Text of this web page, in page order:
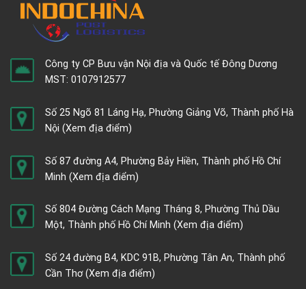
Công ty CP Bưu vận Nội địa và Quốc tế Đông Dương
MST: 0107912577
Số 25 Ngõ 81 Láng Hạ, Phường Giảng Võ, Thành phố Hà
Nội (Xem địa điểm)
Số 87 đường A4, Phường Bảy Hiền, Thành phố Hồ Chí
Minh (Xem địa điểm)
Số 804 Đường Cách Mạng Tháng 8, Phường Thủ Dầu
Một, Thành phố Hồ Chí Minh (Xem địa điểm)
Số 24 đường B4, KDC 91B, Phường Tân An, Thành phố
Cần Thơ(Xem địa điểm)